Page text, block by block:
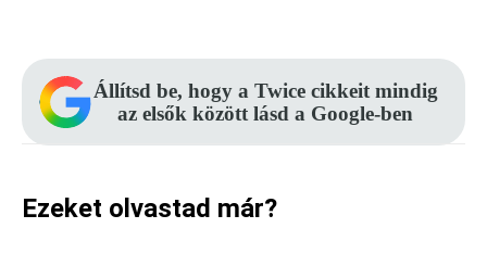
Állítsd be, hogy a Twice cikkeit mindig
az elsők között lásd a Google-ben
Ezeket olvastad már?